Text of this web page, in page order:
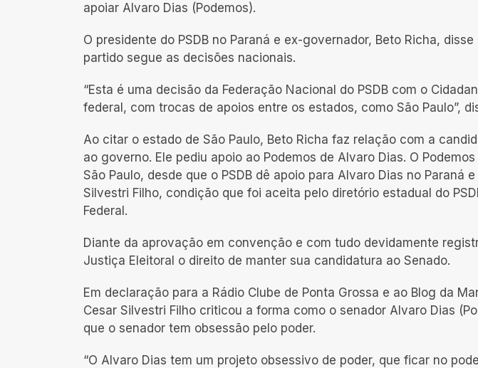
apoiar Alvaro Dias (Podemos).
O presidente do PSDB no Paraná e ex-governador, Beto Richa,
partido segue as decisões nacionais.
“Esta é uma decisão da Federação Nacional do PSDB com o
federal, com trocas de apoios entre os estados, como São Paulo”,
Ao citar o estado de São Paulo, Beto Richa faz relação com a
ao governo. Ele pediu apoio ao Podemos de Alvaro Dias. O
São Paulo, desde que o PSDB dê apoio para Alvaro Dias no Paraná
Silvestri Filho, condição que foi aceita pelo diretório estadual do
Federal.
Diante da aprovação em convenção e com tudo devidamente
Justiça Eleitoral o direito de manter sua candidatura ao Senado.
Em declaração para a Rádio Clube de Ponta Grossa e ao Blog da
Cesar Silvestri Filho criticou a forma como o senador Alvaro Dias
que o senador tem obsessão pelo poder.
“O Alvaro Dias tem um projeto obsessivo de poder, que ficar no